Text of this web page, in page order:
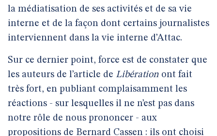
la médiatisation de ses activités et de sa vie
interne et de la façon dont certains journalistes
interviennent dans la vie interne d’Attac.
Sur ce dernier point, force est de constater que
les auteurs de l’article de Libération ont fait
très fort, en publiant complaisamment les
réactions - sur lesquelles il ne n’est pas dans
notre rôle de nous prononcer - aux
propositions de Bernard Cassen : ils ont choisi